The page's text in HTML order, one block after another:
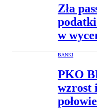
Zła
w
BANKI
PKO
wzrost